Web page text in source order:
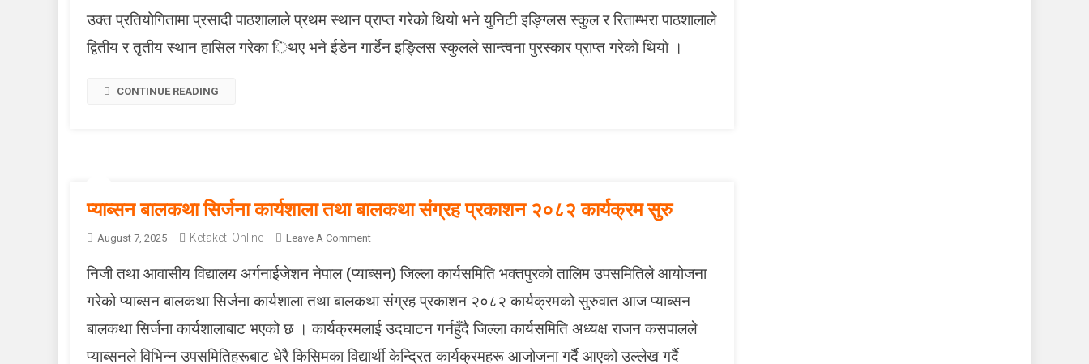
म्प
न्न
यो
ना
न
काे
प्र
ति
गि
ता
उक्त प्रतियोगितामा प्रसादी पाठशालाले प्रथम स्थान प्राप्त गरेको थियो भने युनिटी इङ्ग्लिस स्कुल र रिताम्भरा पाठशालाले
द्वितीय र तृतीय स्थान हासिल गरेका िथए भने ईडेन गार्डेन इङ्लिस स्कुलले सान्त्वना पुरस्कार प्राप्त गरेकाे थियाे ।
CONTINUE READING
प्याब्सन बालकथा सिर्जना कार्यशाला तथा बालकथा संग्रह प्रकाशन २०८२ कार्यक्रम सुरु
August 7, 2025 Ketaketi Online Leave A CommentO
प्या
बा
ल
निजी तथा आवासीय विद्यालय अर्गनाईजेशन नेपाल (प्याब्सन) जिल्ला कार्यसमिति भक्तपुरको तालिम उपसमितिले आयोजना
गरेको प्याब्सन बालकथा सिर्जना कार्यशाला तथा बालकथा संग्रह प्रकाशन २०८२ कार्यक्रमको सुरुवात आज प्याब्सन
बालकथा सिर्जना कार्यशालाबाट भएको छ । कार्यक्रमलाई उदघाटन गर्नहुँदै जिल्ला कार्यसमिति अध्यक्ष राजन कसपालले
प्याब्सनले विभिन्न उपसमितिहरूबाट धेरै किसिमका विद्यार्थी केन्द्रित कार्यक्रमहरू आजोजना गर्दै आएको उल्लेख गर्दै